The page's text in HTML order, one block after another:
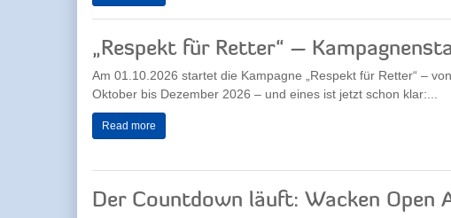
„Respekt für Retter“ –
Am 01.10.2026 startet die Kampagne „Respekt für Retter“ –
Oktober bis Dezember 2026 – und eines ist jetzt schon klar:...
Read more
Der Countdown läuft: Wacken